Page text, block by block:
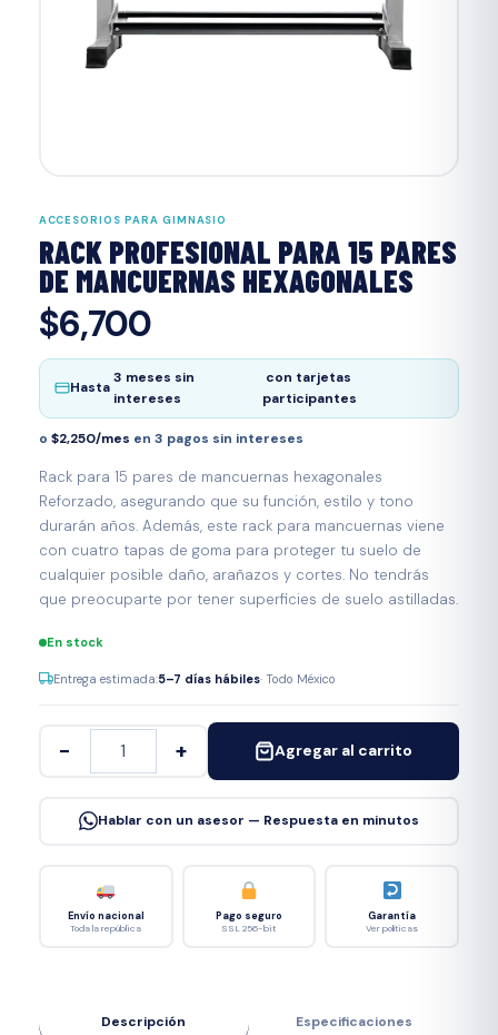
ACCESORIOS PARA GIMNASIO
RACK PROFESIONAL PARA 15 PARES
DE MANCUERNAS HEXAGONALES
$6,700
Hasta
3 meses sin
intereses
con tarjetas
participantes
o $2,250/mes en 3 pagos sin intereses
Rack para 15 pares de mancuernas hexagonales
Reforzado, asegurando que su función, estilo y tono
durarán años. Además, este rack para mancuernas viene
con cuatro tapas de goma para proteger tu suelo de
cualquier posible daño, arañazos y cortes. No tendrás
que preocuparte por tener superficies de suelo astilladas.
En stock
Entrega estimada:5–7 días hábiles· Todo México
− + Agregar al carrito
Hablar con un asesor — Respuesta en minutos
Envío nacional
Toda la república
Pago seguro
SSL 256-bit
Garantía
Ver políticas
Descripción Especificaciones